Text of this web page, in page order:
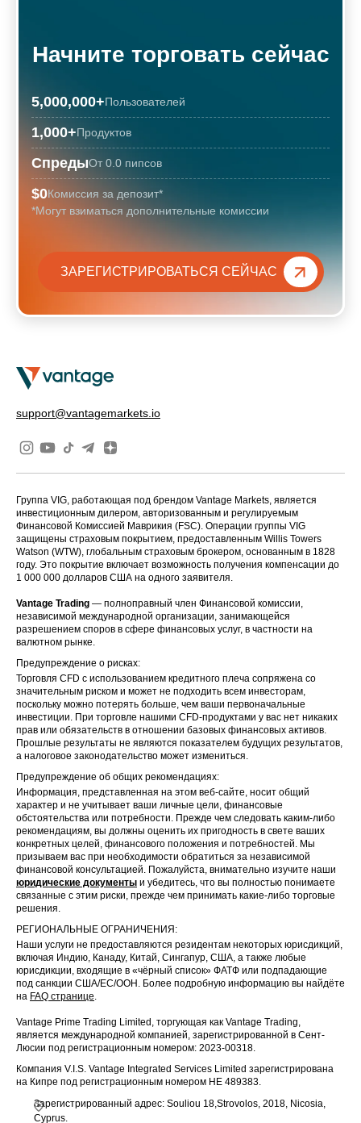
Начните торговать сейчас
5,000,000+Пользователей
1,000+Продуктов
СпредыОт 0.0 пипсов
$0Комиссия за депозит*
*Могут взиматься дополнительные комиссии
ЗАРЕГИСТРИРОВАТЬСЯ СЕЙЧАС
support@vantagemarkets.io
Группа VIG, работающая под брендом Vantage Markets, является
инвестиционным дилером, авторизованным и регулируемым
Финансовой Комиссией Маврикия (FSC). Операции группы VIG
защищены страховым покрытием, предоставленным Willis Towers
Watson (WTW), глобальным страховым брокером, основанным в 1828
году. Это покрытие включает возможность получения компенсации до
1 000 000 долларов США на одного заявителя.
Vantage Trading — полноправный член Финансовой комиссии,
независимой международной организации, занимающейся
разрешением споров в сфере финансовых услуг, в частности на
валютном рынке.
Предупреждение о рисках:
Торговля CFD с использованием кредитного плеча сопряжена со
значительным риском и может не подходить всем инвесторам,
поскольку можно потерять больше, чем ваши первоначальные
инвестиции. При торговле нашими CFD-продуктами у вас нет никаких
прав или обязательств в отношении базовых финансовых активов.
Прошлые результаты не являются показателем будущих результатов,
а налоговое законодательство может измениться.
Предупреждение об общих рекомендациях:
Информация, представленная на этом веб-сайте, носит общий
характер и не учитывает ваши личные цели, финансовые
обстоятельства или потребности. Прежде чем следовать каким-либо
рекомендациям, вы должны оценить их пригодность в свете ваших
конкретных целей, финансового положения и потребностей. Мы
призываем вас при необходимости обратиться за независимой
финансовой консультацией. Пожалуйста, внимательно изучите наши
юридические документы и убедитесь, что вы полностью понимаете
связанные с этим риски, прежде чем принимать какие-либо торговые
решения.
РЕГИОНАЛЬНЫЕ ОГРАНИЧЕНИЯ:
Наши услуги не предоставляются резидентам некоторых юрисдикций,
включая Индию, Канаду, Китай, Сингапур, США, а также любые
юрисдикции, входящие в «чёрный список» ФАТФ или подпадающие
под санкции США/ЕС/ООН. Более подробную информацию вы найдёте
на FAQ странице.
Vantage Prime Trading Limited, торгующая как Vantage Trading,
является международной компанией, зарегистрированной в Сент-
Люсии под регистрационным номером: 2023-00318.
Компания V.I.S. Vantage Integrated Services Limited зарегистрирована
на Кипре под регистрационным номером HE 489383.
Зарегистрированный адрес: Souliou 18,Strovolos, 2018, Nicosia,
Cyprus.